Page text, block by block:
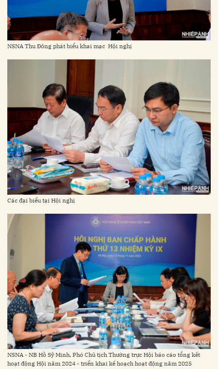
NSNA Thu Đông phát biểu khai mạc Hội nghị
Các đại biểu tại Hội nghị
NSNA - NB Hồ Sỹ Minh, Phó Chủ tịch Thường trực Hội báo cáo tổng kết
hoạt động Hội năm 2024 - triển khai kế hoạch hoạt động năm 2025